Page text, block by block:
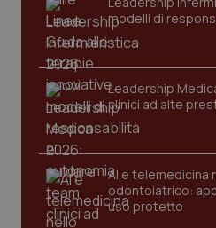
modelli di
Leadership
clinici ad alte
AI e telemedicina
odontoiatrico:
uso protetto